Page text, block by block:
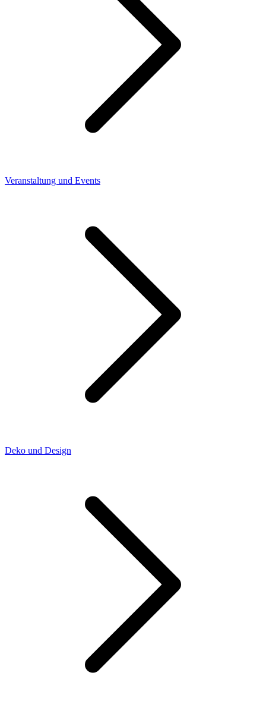
Veranstaltung und Events
Deko und Design